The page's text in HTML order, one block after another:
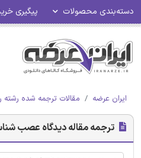
دسته‌بندی محصولات پیگیری
ایران عرضه مقالات ترجمه شده رشته
ترجمه مقاله دیدگاه عصب